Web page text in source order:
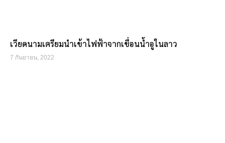
เวียดนามเตรียมนำเข้าไฟฟ้าจากเขื่อนน้ำอูในลาว
7 กันยายน, 2022